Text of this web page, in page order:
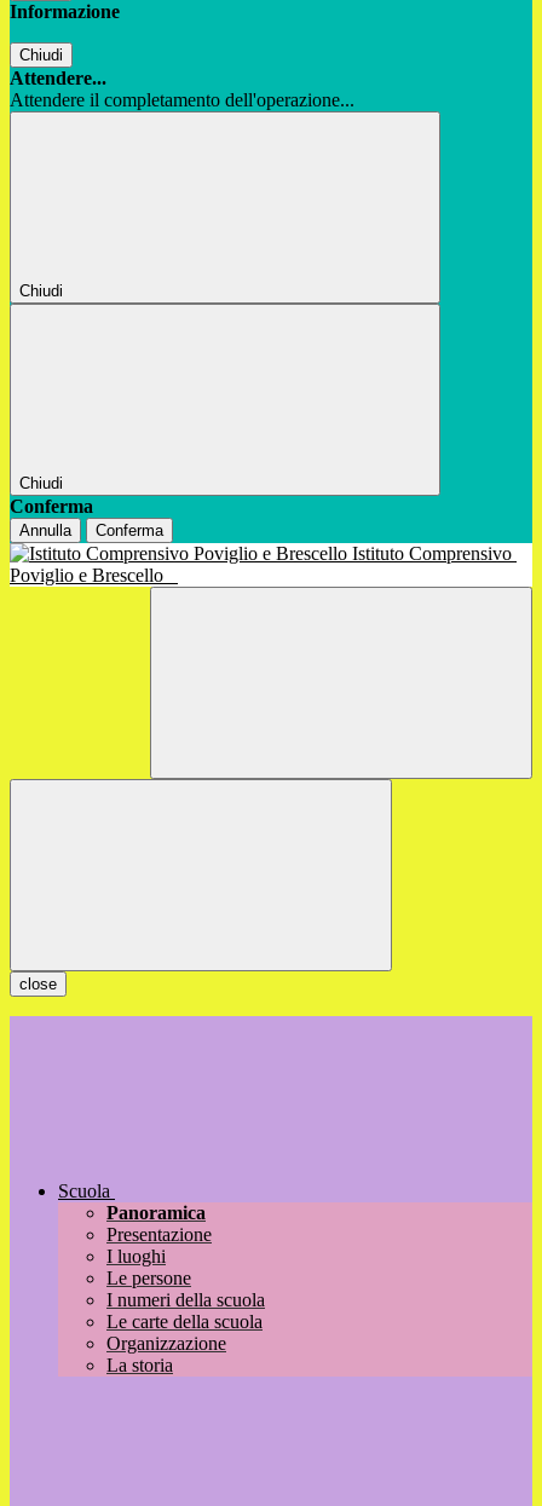
Informazione
Chiudi
Attendere...
Attendere il completamento dell'operazione...
Chiudi
Chiudi
Conferma
Annulla Conferma
Istituto Comprensivo
Poviglio e Brescello
close
Scuola
Panoramica
Presentazione
I luoghi
Le persone
I numeri della scuola
Le carte della scuola
Organizzazione
La storia